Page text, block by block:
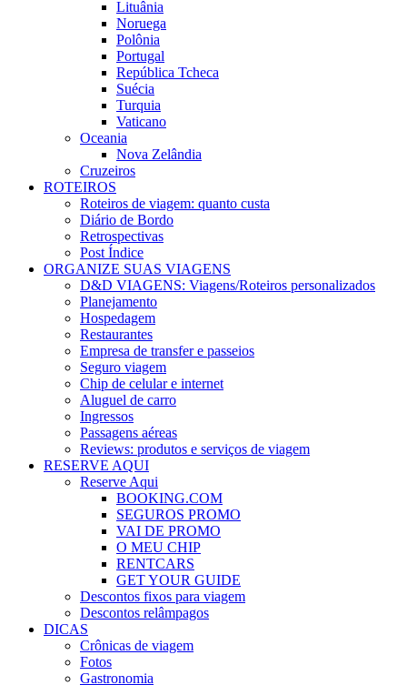
Lituânia
Noruega
Polônia
Portugal
República Tcheca
Suécia
Turquia
Vaticano
Oceania
Nova Zelândia
Cruzeiros
ROTEIROS
Roteiros de viagem: quanto custa
Diário de Bordo
Retrospectivas
Post Índice
ORGANIZE SUAS VIAGENS
D&D VIAGENS: Viagens/Roteiros personalizados
Planejamento
Hospedagem
Restaurantes
Empresa de transfer e passeios
Seguro viagem
Chip de celular e internet
Aluguel de carro
Ingressos
Passagens aéreas
Reviews: produtos e serviços de viagem
RESERVE AQUI
Reserve Aqui
BOOKING.COM
SEGUROS PROMO
VAI DE PROMO
O MEU CHIP
RENTCARS
GET YOUR GUIDE
Descontos fixos para viagem
Descontos relâmpagos
DICAS
Crônicas de viagem
Fotos
Gastronomia